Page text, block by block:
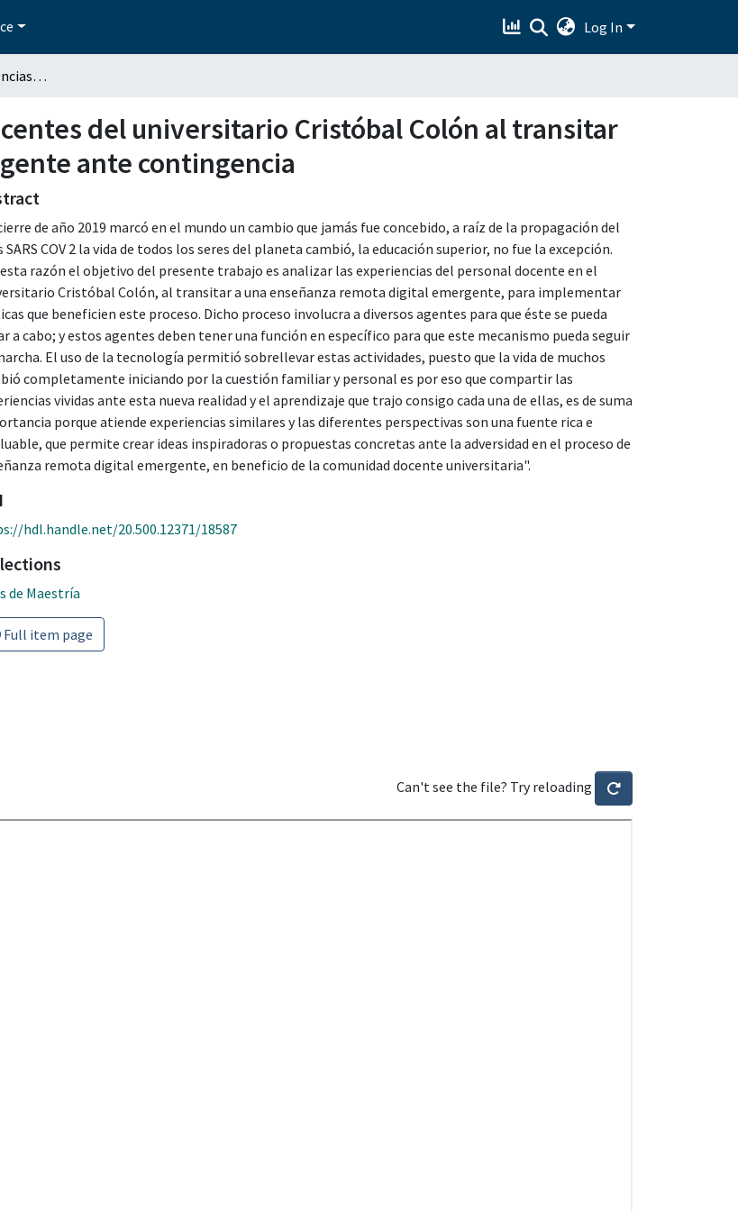
Log In
Análisis de las experiencias docentes del universitario Cristóbal Colón al transitar a una enseñanza remota emergente ante contingencia
del universitario Cristóbal Colón al transitar
ante contingencia
de año 2019 marcó en el mundo un cambio que jamás fue concebido, a raíz de la propagación del
SARS COV 2 la vida de todos los seres del planeta cambió, la educación superior, no fue la excepción.
razón el objetivo del presente trabajo es analizar las experiencias del personal docente en el
Cristóbal Colón, al transitar a una enseñanza remota digital emergente, para implementar
que beneficien este proceso. Dicho proceso involucra a diversos agentes para que éste se pueda
a cabo; y estos agentes deben tener una función en específico para que este mecanismo pueda seguir
El uso de la tecnología permitió sobrellevar estas actividades, puesto que la vida de muchos
completamente iniciando por la cuestión familiar y personal es por eso que compartir las
vividas ante esta nueva realidad y el aprendizaje que trajo consigo cada una de ellas, es de suma
porque atiende experiencias similares y las diferentes perspectivas son una fuente rica e
que permite crear ideas inspiradoras o propuestas concretas ante la adversidad en el proceso de
remota digital emergente, en beneficio de la comunidad docente universitaria".
hdl.handle.net/20.500.12371/18587
de Maestría
Full item page
Can't see the file? Try reloading